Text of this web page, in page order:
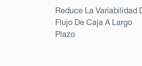
Reduce La Variabilidad
Flujo De Caja A Largo
Plazo